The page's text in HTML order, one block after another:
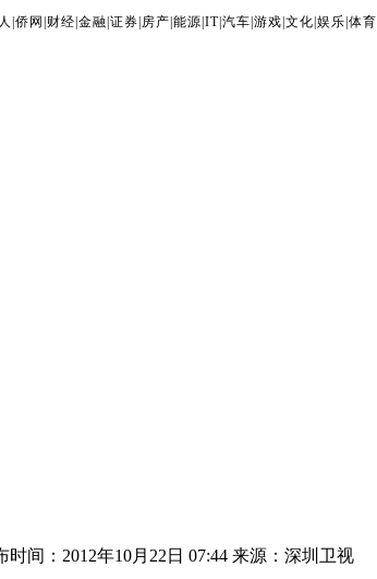
侨网 财经 金融 证券 房产 能源 IT| 汽车 游戏 文化 娱乐 体育
时间：2012年10月22日 07:44 来源：深圳卫视